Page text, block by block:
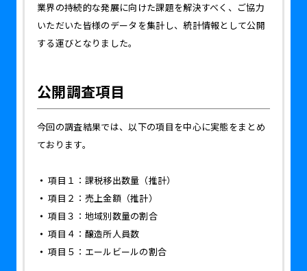
業界の持続的な発展に向けた課題を解決すべく、ご協力
いただいた皆様のデータを集計し、統計情報として公開
する運びとなりました。
公開調査項目
今回の調査結果では、以下の項目を中心に実態をまとめ
ております。
項目１：課税移出数量（推計）
項目２：売上金額（推計）
項目３：地域別数量の割合
項目４：醸造所人員数
項目５：エールビールの割合